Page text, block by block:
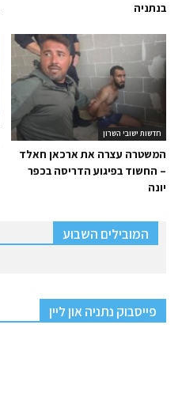
בנתניה
חדשות ישובי השרון
המשטרה עצרה את ארכאן חאלד
– החשוד בפיגוע הדריסה בכפר
יונה
המובילים השבוע
פייסבוק נתניה און ליין